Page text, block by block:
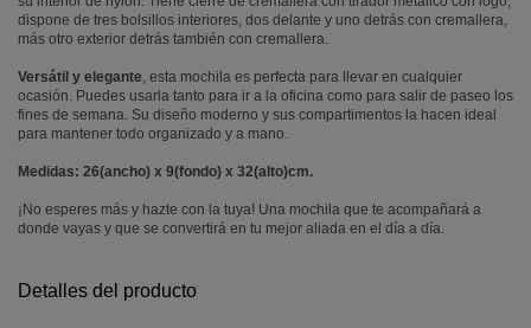
dispone de tres bolsillos interiores, dos delante y uno detrás con cremallera,
más otro exterior detrás también con cremallera.
Versátil y elegante, esta mochila es perfecta para llevar en cualquier
ocasión. Puedes usarla tanto para ir a la oficina como para salir de paseo los
fines de semana. Su diseño moderno y sus compartimentos la hacen ideal
para mantener todo organizado y a mano.
Medidas: 26(ancho) x 9(fondo) x 32(alto)cm.
¡No esperes más y hazte con la tuya! Una mochila que te acompañará a
donde vayas y que se convertirá en tu mejor aliada en el día a día.
Detalles del producto